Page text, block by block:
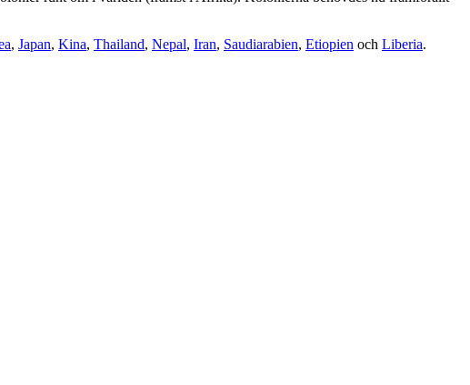
, Japan, Kina, Thailand, Nepal, Iran, Saudiarabien, Etiopien och Liberia.